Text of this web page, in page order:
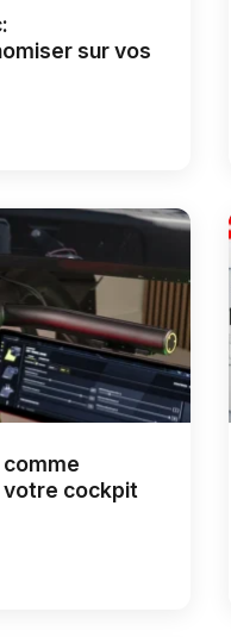
sur vos
comme
votre cockpit